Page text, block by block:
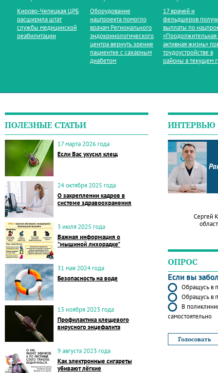
Кирово‑Чепецкая ЦРБ
расширила штат
службы медицинской
реабилитации
Оборудование
нацпроекта помогло
врачам Регионального
эндокринологического
центра вернуть зрение
пациентке с сахарным
диабетом
17 врачей и
фельдшеров
выплаты по
«Продолжительная
активная жизнь»
трудоустройстве в
районы в текущем
ПОЛЕЗНЫЕ СТАТЬИ
17 марта 2026 года
Если Вас укусил клещ
24 октября 2025 года
О закреплении кадров в
системе здравоохранения
3 июля 2025 года
Важная информация о
"мышиной лихорадке"
31 мая 2024 года
Безопасность на воде
13 ноября 2023 года
Профилактика клещевого
вирусного энцефалита
9 августа 2023 года
Как электронные сигареты
убивают лёгкие
ИНТЕРВЬЮ
Сергей
ОПРОС
Если вы
Обращусь в
Обращусь в
В
самостоятельно